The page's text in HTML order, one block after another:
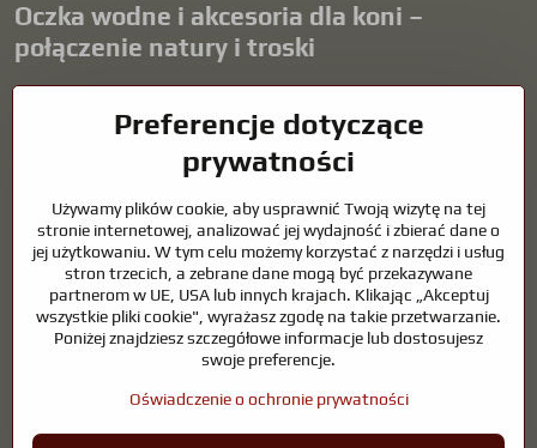
Oczka wodne i akcesoria dla koni –
połączenie natury i troski
harmonijne środowisko sprzyjające relaksowi i życiu zwierząt
wodnych. Odpowiednia technologia, filtracja i regularna
konserwacja są kluczem do czystej wody i zdrowego stawu przez
naszego życia.
Konie wymagają wysokiej jakości sprzętu jeździeckiego,
odpowiedniego odżywiania i odpowiedzialnej opieki, aby być zdrowe,
silne i zadowolone. Niezależnie od tego, czy chodzi o sprzęt dla
jeźdźców, hodowców, czy miłośników natury, celem jest stworzenie
środowiska, które wspiera naturalną równowagę, bezpieczeństwo i
©2026Prawa autorskie
Preferencje dotyczące
prywatności
Używamy plików cookie, aby usprawnić Twoją wizytę na tej
stronie internetowej, analizować jej wydajność i zbierać dane o
jej użytkowaniu. W tym celu możemy korzystać z narzędzi i usług
stron trzecich, a zebrane dane mogą być przekazywane
partnerom w UE, USA lub innych krajach. Klikając „Akceptuj
wszystkie pliki cookie", wyrażasz zgodę na takie przetwarzanie.
Poniżej znajdziesz szczegółowe informacje lub dostosujesz
swoje preferencje.
Oświadczenie o ochronie prywatności